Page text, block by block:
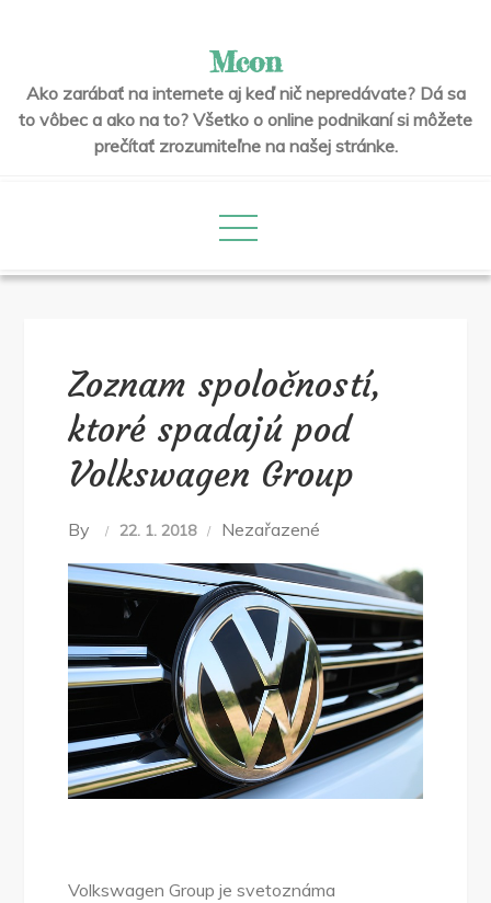
Mcon
Ako zarábať na internete aj keď nič nepredávate? Dá sa
to vôbec a ako na to? Všetko o online podnikaní si môžete
prečítať zrozumiteľne na našej stránke.
Zoznam spoločností,
ktoré spadajú pod
Volkswagen Group
By 22. 1. 2018 Nezařazené
Volkswagen Group je svetoznáma